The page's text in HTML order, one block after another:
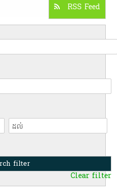
RSS Feed
Clear filter